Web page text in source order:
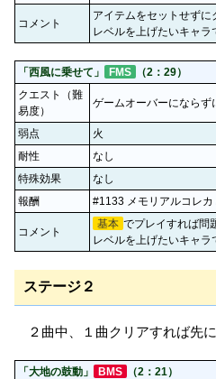
コメント
アイテムをセットせずに
レベルを上げたいキャラ
「西風に乗せて」 FMS
（2：29）
クエスト（難
易度）
ゲームオーバーにならず
弱点
火
耐性
なし
特殊効果
なし
報酬
#1133 メモリアルコレカ
コメント
基本 でプレイすれば問
レベルを上げたいキャラ
ステージ２
２曲中、１曲クリアすれば先に
「大地の鼓動」 BMS
（2：21）